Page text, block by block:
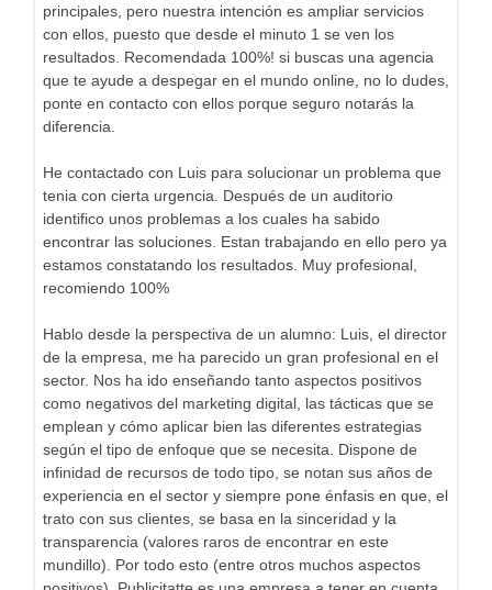
principales, pero nuestra intención es ampliar servicios
con ellos, puesto que desde el minuto 1 se ven los
resultados. Recomendada 100%! si buscas una agencia
que te ayude a despegar en el mundo online, no lo dudes,
ponte en contacto con ellos porque seguro notarás la
diferencia.
He contactado con Luis para solucionar un problema que
tenia con cierta urgencia. Después de un auditorio
identifico unos problemas a los cuales ha sabido
encontrar las soluciones. Estan trabajando en ello pero ya
estamos constatando los resultados. Muy profesional,
recomiendo 100%
Hablo desde la perspectiva de un alumno: Luis, el director
de la empresa, me ha parecido un gran profesional en el
sector. Nos ha ido enseñando tanto aspectos positivos
como negativos del marketing digital, las tácticas que se
emplean y cómo aplicar bien las diferentes estrategias
según el tipo de enfoque que se necesita. Dispone de
infinidad de recursos de todo tipo, se notan sus años de
experiencia en el sector y siempre pone énfasis en que, el
trato con sus clientes, se basa en la sinceridad y la
transparencia (valores raros de encontrar en este
mundillo). Por todo esto (entre otros muchos aspectos